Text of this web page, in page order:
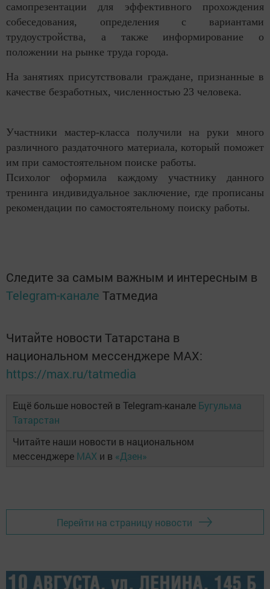
самопрезентации для эффективного прохождения
собеседования, определения с вариантами
трудоустройства, а также информирование о
положении на рынке труда города.
На занятиях присутствовали граждане, признанные в
качестве безработных, численностью 23 человека.
Участники мастер-класса получили на руки много
различного раздаточного материала, который поможет
им при самостоятельном поиске работы.
Психолог оформила каждому участнику данного
тренинга индивидуальное заключение, где прописаны
рекомендации по самостоятельному поиску работы.
Следите за самым важным и интересным в
Telegram-канале Татмедиа
Читайте новости Татарстана в
национальном мессенджере MАХ:
https://max.ru/tatmedia
Ещё больше новостей в Telegram-канале Бугульма
Татарстан
Читайте наши новости в национальном
мессенджере MAX и в «Дзен»
Перейти на страницу новости